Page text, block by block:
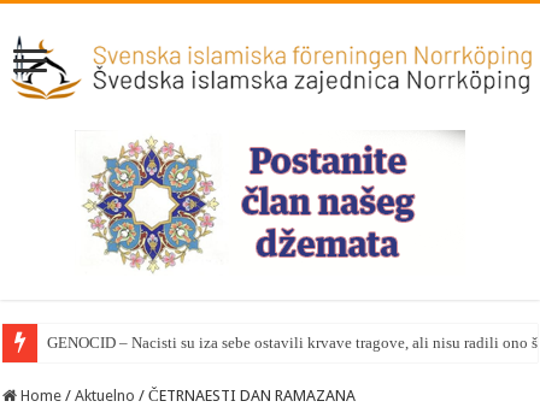
GENOCID – Nacisti su iza sebe ostavili krvave tragove, ali nisu radili
Home / Aktuelno / ČETRNAESTI DAN RAMAZANA